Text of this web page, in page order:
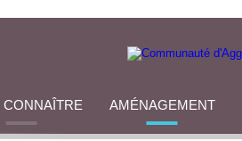
CONNAÎTRE AMÉNAGEMENT